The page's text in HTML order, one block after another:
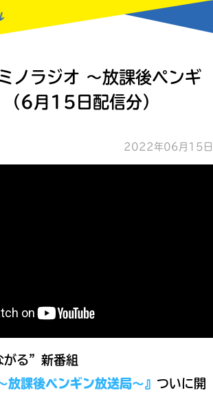
MENU
ノラジオ ～放課後ペンギ
（6月15日配信分）
2022年06月15日
がる”新番組
放課後ペンギン放送局～』 ついに開